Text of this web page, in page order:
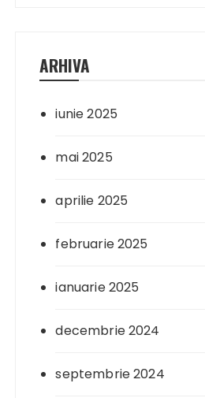
ARHIVA
iunie 2025
mai 2025
aprilie 2025
februarie 2025
ianuarie 2025
decembrie 2024
septembrie 2024